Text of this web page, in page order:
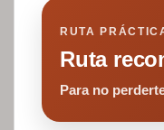
RUTA
Ruta
Para no